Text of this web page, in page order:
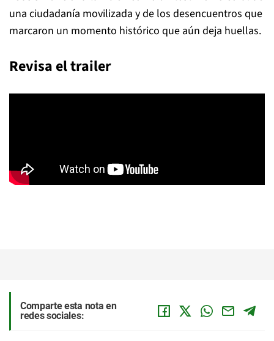
una ciudadanía movilizada y de los desencuentros que
marcaron un momento histórico que aún deja huellas.
Revisa el trailer
Comparte esta nota en
redes sociales: